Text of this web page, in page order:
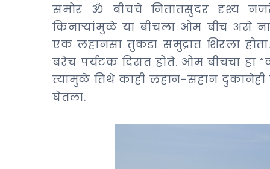
समोर ॐ बीचचे नितांतसुंदर दृश्य
किनाऱ्यांमुळे या बीचला ओम बीच असे
एक लहानसा तुकडा समुद्रात शिरला
बरेच पर्यटक दिसत होते. ओम बीचचा हा
त्यामुळे तिथे काही लहान-सहान दुकानेही
घेतला.